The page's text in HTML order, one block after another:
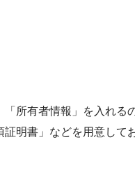
「所有者情報」を入れる
証明書」などを用意して